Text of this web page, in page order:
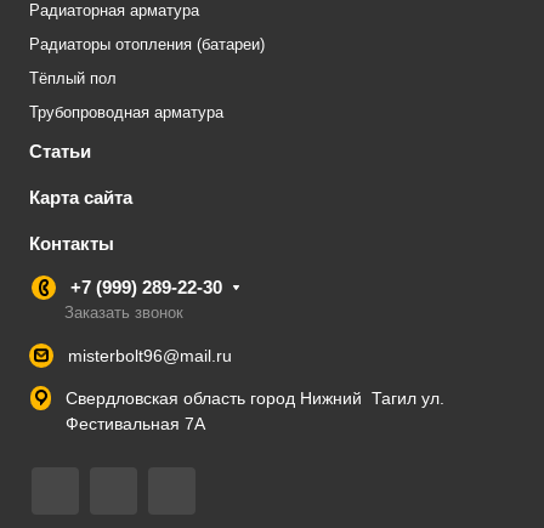
Радиаторная арматура
Радиаторы отопления (батареи)
Тёплый пол
Трубопроводная арматура
Статьи
Карта сайта
Контакты
+7 (999) 289-22-30
Заказать звонок
misterbolt96@mail.ru
Свердловская область город Нижний Тагил ул.
Фестивальная 7А